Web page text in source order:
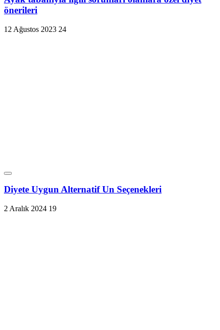
önerileri
12 Ağustos 2023 24
Diyete Uygun Alternatif Un Seçenekleri
2 Aralık 2024 19